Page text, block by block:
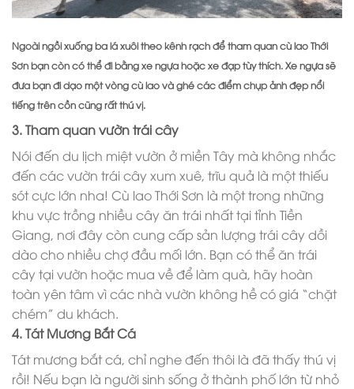
Ngoài ngồi xuống ba lá xuôi theo kênh rạch để tham quan cù lao Thới
Sơn bạn còn có thể đi bằng xe ngựa hoặc xe đạp tùy thích. Xe ngựa sẽ
đưa bạn đi dạo một vòng cù lao và ghé các điểm chụp ảnh đẹp nổi
tiếng trên cồn cũng rất thú vị.
3. Tham quan vườn trái cây
Nói đến du lịch miệt vườn ở miền Tây mà không nhắc
đến các vườn trái cây xum xuê, trĩu quả là một thiếu
sót cực lớn nha! Cù lao Thới Sơn là một trong những
khu vực trồng nhiều cây ăn trái nhất tại tỉnh Tiền
Giang, nơi đây còn cung cấp sản lượng trái cây dồi
dào cho nhiều chợ đầu mối lớn. Bạn có thể ăn trái
cây tại vườn hoặc mua về để làm quà, hãy hoàn
toàn yên tâm vì các nhà vườn không hề có giá “chặt
chém” du khách.
4. Tát Mương Bắt Cá
Tát mương bắt cá, chỉ nghe đến thôi là đã thấy thú vị
rồi! Nếu bạn là người sinh sống ở thành phố lớn từ nhỏ